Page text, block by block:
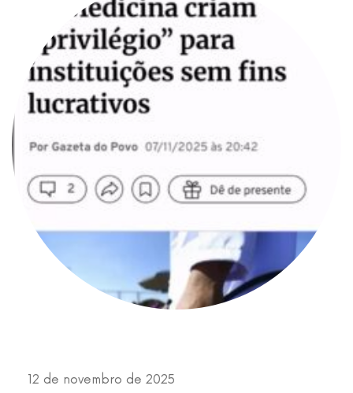
12 de novembro de 2025